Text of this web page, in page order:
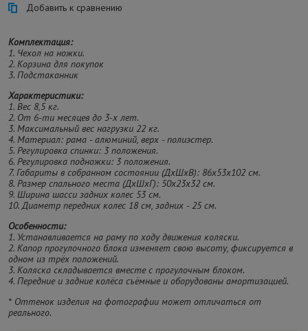
Добавить к сравнению
Комплектация:
1. Чехол на ножки.
2. Корзина для покупок
3. Подстаканник
Характеристики:
1. Вес 8,5 кг.
2. От 6-ти месяцев до 3-х лет.
3. Максимальный вес нагрузки 22 кг.
4. Материал: рама - алюминий, верх - полиэстер.
5. Регулировка спинки: 3 положения.
6. Регулировка подножки: 3 положения.
7. Габариты в собранном состоянии (ДхШхВ): 86х53х102 см.
8. Размер спального места (ДхШхГ): 50х23х32 см.
9. Ширина шасси задних колес 53 см.
10. Диаметр передних колес 18 см, задних - 25 см.
Особенности:
1. Устанавливается на раму по ходу движения коляски.
2. Капор прогулочного блока изменяет свою высоту, фиксируется в
одном из трёх положений.
3. Коляска складывается вместе с прогулочным блоком.
4. Передние и задние колёса съёмные и оборудованы амортизацией.
* Оттенок изделия на фотографии может отличаться от
реального.